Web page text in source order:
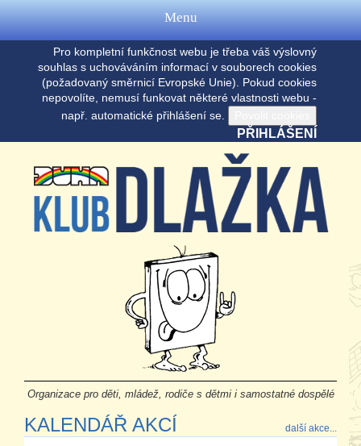
Pro kompletní funkčnost webu je třeba váš výslovný
souhlas s uchováváním informací v souborech cookies
(požadovaný směrnicí Evropské Unie). Pokud cookies
nepovolíte, nemusí funkovat některé vlastnosti webu -
např. automatické přihlášení se.
PŘIHLÁŠENÍ
Organizace pro děti, mládež, rodiče s dětmi i samostatné dospělé
KALENDÁŘ AKCÍ další akce...